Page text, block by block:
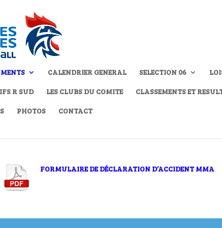
CALENDRIER GENERAL SELECTION 06
R SUD LES CLUBS DU COMITE
CLASSEMENTS ET
PHOTOS CONTACT
FORMULAIRE DE DÉCLARATION D’ACCIDENT MMA